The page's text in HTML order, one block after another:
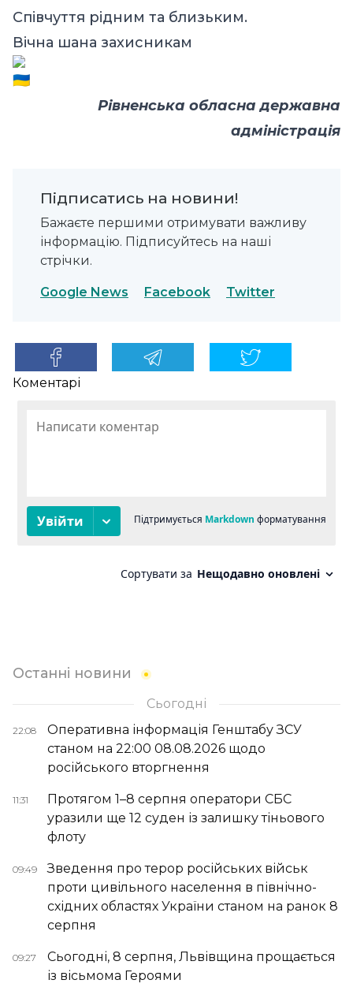
Співчуття рідним та близьким.
Вічна шана захисникам
Рівненська обласна державна
адміністрація
Підписатись на новини!
Бажаєте першими отримувати важливу
інформацію. Підписуйтесь на наші
стрічки.
Google News Facebook Twitter
Коментарі
Останні новини
Сьогодні
22:08
Оперативна інформація Генштабу ЗСУ
станом на 22:00 08.08.2026 щодо
російського вторгнення
11:31
Протягом 1–8 серпня оператори СБС
уразили ще 12 суден із залишку тіньового
флоту
09:49
Зведення про терор російських військ
проти цивільного населення в північно-
східних областях України станом на ранок 8
серпня
09:27
Сьогодні, 8 серпня, Львівщина прощається
із вісьмома Героями